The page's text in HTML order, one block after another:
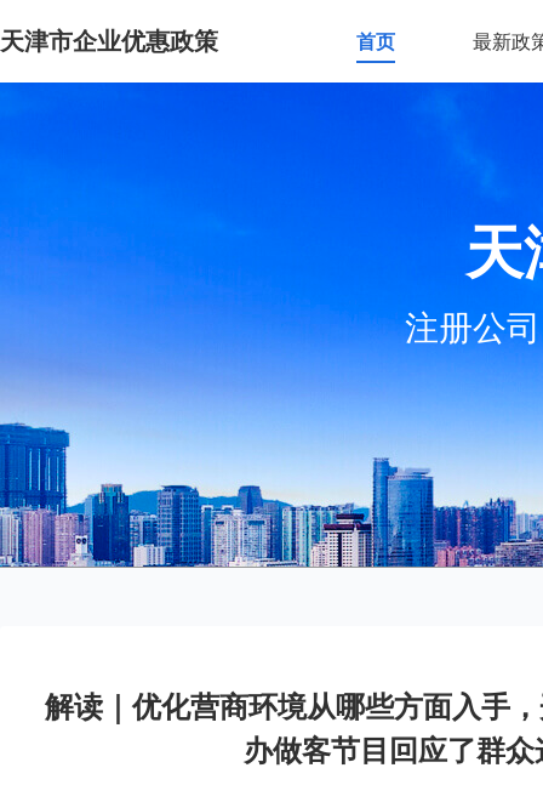
天津市企业优惠政策 首页 最新政
天
注册公
解读｜优化营商环境从哪些方面入手
办做客节目回应了群